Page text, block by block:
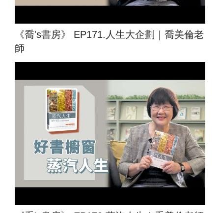
《喬's書房》 EP171.人生大企劃｜喬美倫老
師